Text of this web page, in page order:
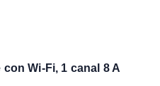
Wi-Fi, 1 canal 8 A